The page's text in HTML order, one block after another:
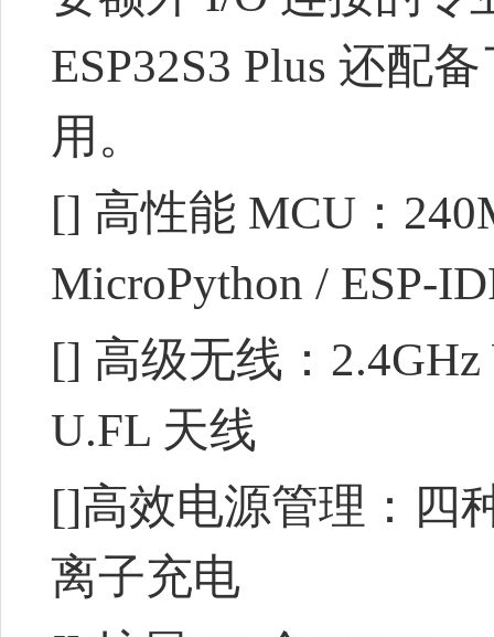
ESP32S3 Plus 还配
用。
[] 高性能 MCU：
MicroPython / ESP-
[] 高级无线：
U.FL 天线
[]高效电源管理：四
离子充电